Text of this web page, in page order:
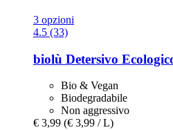
3 opzioni
4.5 (33)
biolù Detersivo
Bio & Vegan
Biodegradabile
Non aggressivo
€ 3,99 (€ 3,99 / L)